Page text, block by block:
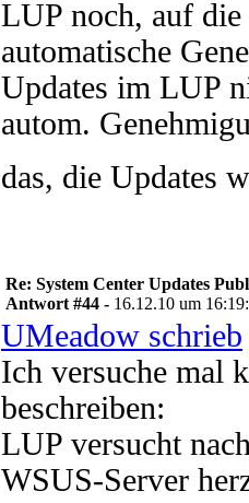
LUP noch, auf
automatische
Updates im LUP
autom.
das, die Updates
Re: System Center Updates
Antwort #44 - 16.12.10 um
UMeadow schrieb
Ich versuche mal
beschreiben:
LUP versucht
WSUS-Server